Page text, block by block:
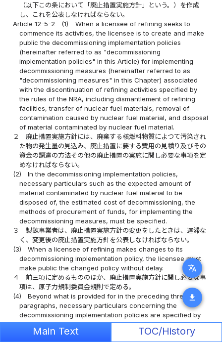
translate
download
（以下この条において「廃止措置実施方針」という。）を作成
し、これを公表しなければならない。
Article 12-5-2
(1)
When a licensee of refining seeks to
commence its activities, the licensee is to create and make
public the decommissioning implementation policies
(hereinafter referred to as "decommissioning
implementation policies" in this Article) for implementing
decommissioning measures (hereinafter referred to as
"decommissioning measures" in this Chapter) associated
with the discontinuation of refining activities specified by
the rules of the NRA, including dismantlement of refining
facilities, transfer of nuclear fuel materials, removal of
contamination caused by nuclear fuel material, and disposal
of material contaminated by nuclear fuel material.
２
廃止措置実施方針には、廃棄する核燃料物質によつて汚染され
た物の発生量の見込み、廃止措置に要する費用の見積り及びその
資金の調達の方法その他の廃止措置の実施に関し必要な事項を定
めなければならない。
(2)
In the decommissioning implementation policies,
necessary particulars such as the expected amount of
material contaminated by nuclear fuel material to be
disposed of, the estimated cost of decommissioning, the
methods of procurement of funds, for implementing the
decommissioning measures, must be specified.
３
製錬事業者は、廃止措置実施方針の変更をしたときは、遅滞な
く、変更後の廃止措置実施方針を公表しなければならない。
(3)
When a licensee of refining makes changes to its
decommissioning implementation policy, the licensee must
make public the changed policy without delay.
４
前三項に定めるもののほか、廃止措置実施方針に関し必要な事
項は、原子力規制委員会規則で定める。
(4)
Beyond what is provided for in the preceding three
paragraphs, necessary particulars concerning the
decommissioning implementation policies are specified by
the rules of the NRA.
（事業の廃止に伴う措置）
Main Text TOC/History